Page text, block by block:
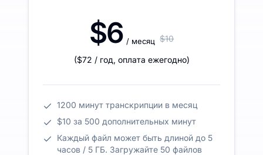
$6 / месяц $10
($72 / год, оплата ежегодно)
1200 минут транскрипции в месяц
$10 за 500 дополнительных минут
Каждый файл может быть длиной до 5
часов / 5 ГБ. Загружайте 50 файлов